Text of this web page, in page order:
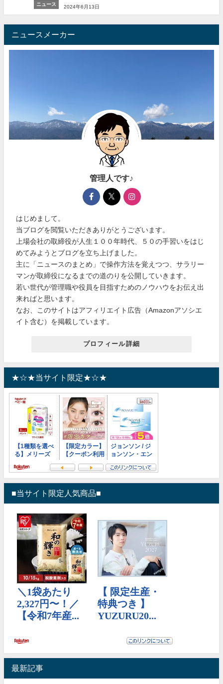
ニュース
2024年6月13日
ニュースメーカー
管理人です♪
はじめまして。
当ブログを閲覧いただきありがとうございます。
上場会社の取締役が人生１００年時代、５０の手習いをはじ
めてみようとブログを立ち上げました。
主に「ニュースのまとめ」で操作方法を覚えつつ、サラリー
マンが取締役になるまでの道のりを公開していきます。
若い世代が管理職や役員を目指すためのノウハウをお伝え出
来ればと思います。
なお、このサイトはアフィリエイト広告（Amazonアソシエ
イト含む）を掲載しています。
プロフィール詳細
★☆★当サイト限定★☆★
■当サイト限定人気商品■
最新記事